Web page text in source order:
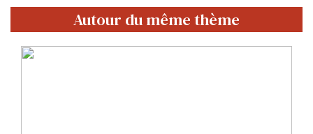
Autour du même thème